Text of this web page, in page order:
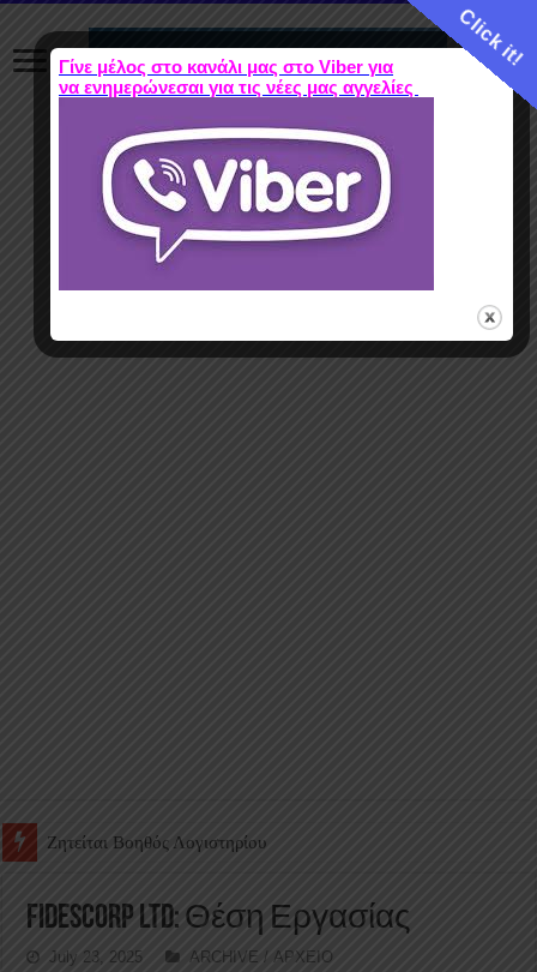
Ζητείται Υπάλληλος για γέμισμα και ανεφοδιασμό αυτόματων
FIDESCORP LTD: Θέση Εργασίας
July 23, 2025 ARCHIVE / ΑΡΧΕΙΟ
Click it!
Γίνε μέλος στο κανάλι μας στο Viber για
να ενημερώνεσαι για τις νέες μας αγγελίες